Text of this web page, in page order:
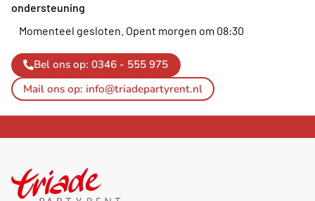
ondersteuning
Momenteel gesloten. Opent morgen om 08:30
Bel ons op: 0346 - 555 975
Mail ons op: info@triadepartyrent.nl